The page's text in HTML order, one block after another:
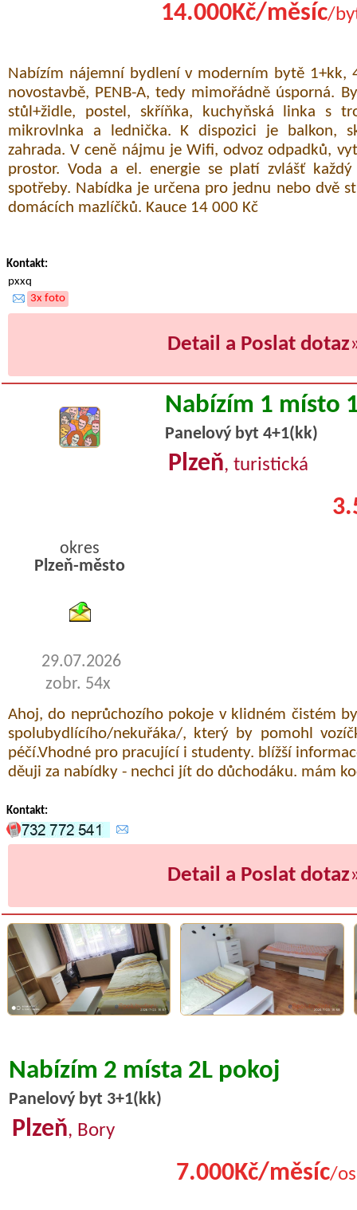
14.000Kč/měsíc/
Nabízím nájemní bydlení v moderním bytě 1+kk,
novostavbě, PENB-A, tedy mimořádně úsporná.
stůl+židle, postel, skříňka, kuchyňská linka s
mikrovlnka a lednička. K dispozici je balkon,
zahrada. V ceně nájmu je Wifi, odvoz odpadků,
prostor. Voda a el. energie se platí zvlášť
spotřeby. Nabídka je určena pro jednu nebo dvě
domácích mazlíčků. Kauce 14 000 Kč
Kontakt:
pxxq
3x foto
Detail a Poslat dotaz
Nabízím 1 místo
Panelový byt 4+1(kk)
Plzeň, turistická
okres
Plzeň-město
29.07.2026
zobr. 54x
Ahoj, do neprůchozího pokoje v klidném čistém
spolubydlícího/nekuřáka/, který by pomohl
péčí.Vhodné pro pracující i studenty. blížší
děuji za nabídky - nechci jít do důchodáku. mám
Kontakt:
Detail a Poslat dotaz
Nabízím 2 místa 2L pokoj
Panelový byt 3+1(kk)
Plzeň, Bory
7.000Kč/měsíc/